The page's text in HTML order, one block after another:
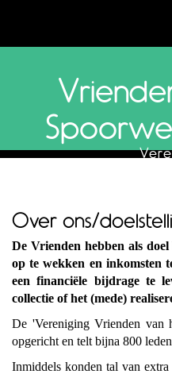
Over ons/
De Vrienden hebben als
op te wekken en inkomsten
een financiële bijdrage te
collectie of het (mede)
De 'Vereniging Vrienden van
opgericht en telt bijna 800
Inmiddels konden tal van